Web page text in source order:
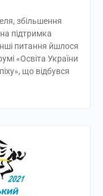
збільшення
підтримка
питання йшлося
«Освіта України
що відбувся